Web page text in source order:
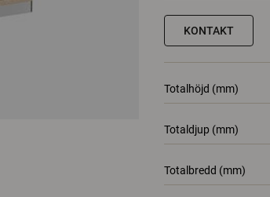
KONTAKT
Totalhöjd (mm)
Totaldjup (mm)
Totalbredd (mm)